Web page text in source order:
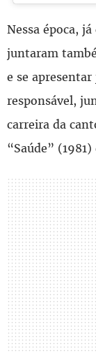
Nessa época,
juntaram
e se
responsável,
carreira da
“Saúde”